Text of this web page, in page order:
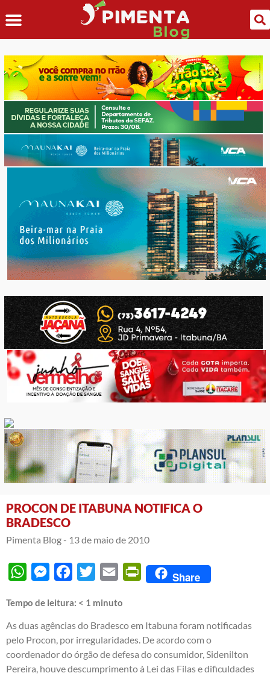
PROCON DE ITABUNA NOTIFICA O
BRADESCO
Pimenta Blog - 13 de maio de 2010
WhatsAppMessengerFacebook
Twitter Email PrintFriendly
Share
Tempo de leitura: < 1 minuto
As duas agências do Bradesco em Itabuna foram notificadas
pelo Procon, por irregularidades. De acordo com o
coordenador do órgão de defesa do consumidor, Sidenilton
Pereira, houve descumprimento à Lei das Filas e dificuldades